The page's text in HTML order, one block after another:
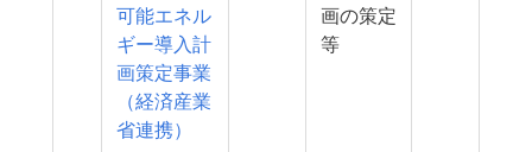
可能エネル
ギー導入計
画策定事業
（経済産業
省連携）
画の策定
等